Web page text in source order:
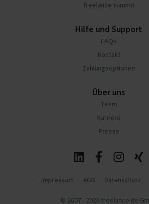
freelance summit
Hilfe und Support
FAQs
Kontakt
Zahlungsoptionen
Über uns
Team
Karriere
Presse
Impressum AGB Datenschutz
© 2007 - 2026 freelance.de